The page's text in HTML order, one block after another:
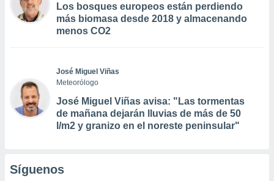
Los bosques europeos están perdiendo
más biomasa desde 2018 y almacenando
menos CO2
José Miguel Viñas
Meteorólogo
José Miguel Viñas avisa: "Las tormentas
de mañana dejarán lluvias de más de 50
l/m2 y granizo en el noreste peninsular"
Síguenos